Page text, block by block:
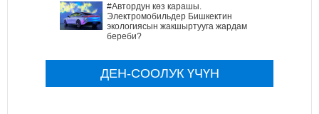
#Автордун көз карашы.
Электромобильдер Бишкектин
экологиясын жакшыртууга жардам
береби?
ДЕН-СООЛУК ҮЧҮН